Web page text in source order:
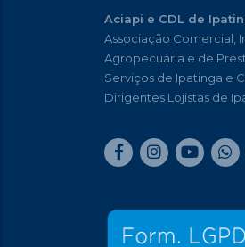
Aciapi e CDL de
Associação Comercial,
Agropecuária e de
Serviços de Ipatinga e
Dirigentes Lojistas de